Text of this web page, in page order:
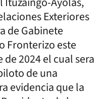
Exteriores
de Gabinete
Fronterizo este
2024 el cual sera
de una
evidencia que la